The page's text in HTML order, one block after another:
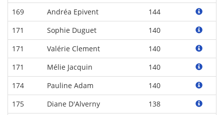
169
Andréa Epivent
144
171
Sophie Duguet
140
171
Valérie Clement
140
171
Mélie Jacquin
140
174
Pauline Adam
140
175
Diane D'Alverny
138